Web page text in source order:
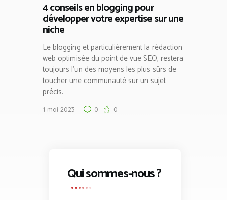
4 conseils en blogging pour
développer votre expertise sur une
niche
Le blogging et particulièrement la rédaction
web optimisée du point de vue SEO, restera
toujours l’un des moyens les plus sûrs de
toucher une communauté sur un sujet
précis.
1 mai 2023 0 0
Qui sommes-nous ?